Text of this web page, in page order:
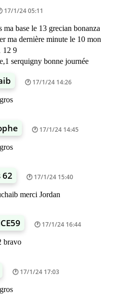
17/1/24 05:11
base le 13 grecian bonanza
ma dernière minute le 10 mon
12 9
serquigny bonne journée
17/1/24 14:26
17/1/24 14:45
62 17/1/24 15:40
merci Jordan
17/1/24 16:44
bravo
17/1/24 17:03